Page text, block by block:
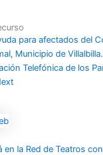
para afectados del
Municipio de Villalbilla.
Telefónica de los
en la Red de Teatros